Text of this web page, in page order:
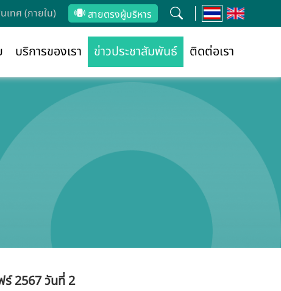
เทศ (ภายใน) สายตรงผู้บริหาร
บริการของเรา ข่าวประชาสัมพันธ์ ติดต่อเรา
2567 วันที่ 2